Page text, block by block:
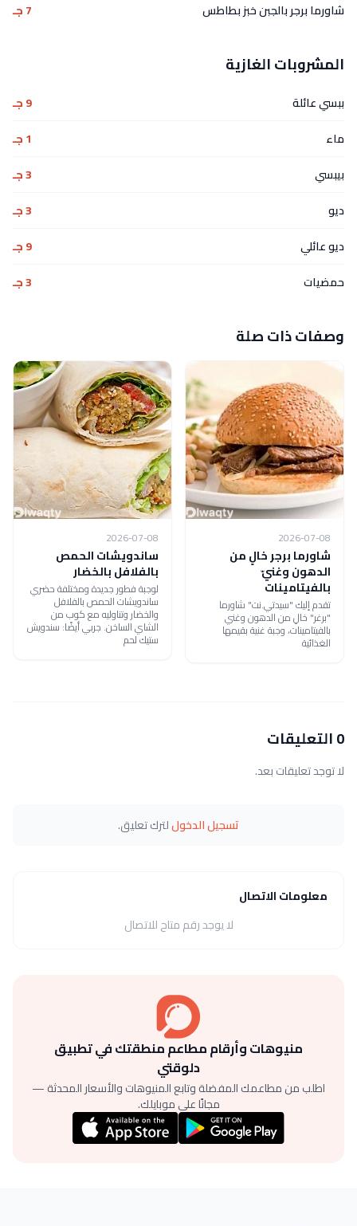
شاورما برجر بالجبن خبز بطاطس 7 جـ
المشروبات الغازية
ببسي عائلة
9 جـ
ماء
1 جـ
بيبسي
3 جـ
ديو
3 جـ
ديو عائلي
9 جـ
حمضيات
3 جـ
وصفات ذات صلة
2026-07-08
شاورما برجر خالٍ من
الدهون وغنيّ
بالفيتامينات
تقدم إليك "سيدتي.نت" شاورما
"برغر" خالِ من الدهون وغني
بالفيتامينات، وجبة غنية بقيمها
الغذائية
2026-07-08
ساندويشات الحمص
بالفلافل بالخضار
لوجبة فطور جديدة ومختلفة حضري
ساندويشات الحمص بالفلافل
والخضار وتناوليه مع كوب من
الشاي الساخن. جربي أيضًا: سندويش
ستيك لحم
0 التعليقات
لا توجد تعليقات بعد.
تسجيل الدخوللترك تعليق.
معلومات الاتصال
لا يوجد رقم متاح للاتصال
منيوهات وأرقام مطاعم منطقتك في تطبيق
دلوقتي
اطلب من مطاعمك المفضلة وتابع المنيوهات والأسعار المحدثة —
مجانًا على موبايلك.